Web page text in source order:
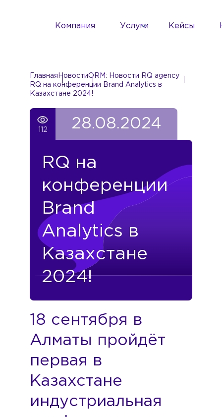
Компания Услуги Кейсы
Главная НовостиORM: Новости RQ agency
RQ на конференции Brand Analytics в
Казахстане 2024!
112 28.08.2024
RQ на
конференции
Brand
Analytics в
Казахстане
2024!
18 сентября в
Алматы пройдёт
первая в
Казахстане
индустриальная